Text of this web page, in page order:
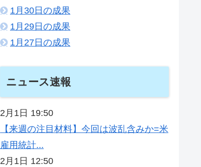
1月30日の成果
1月29日の成果
1月27日の成果
ニュース速報
2月1日 19:50
【来週の注目材料】今回は波乱含みか=米
雇用統計...
2月1日 12:50